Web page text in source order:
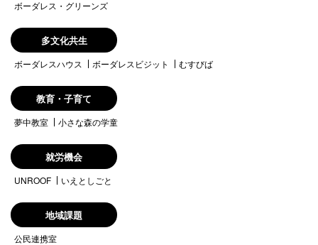
ボーダレス・グリーンズ
多文化共生
ボーダレスハウス ボーダレスビジット むすびば
教育・子育て
夢中教室 小さな森の学童
就労機会
UNROOF いえとしごと
地域課題
公民連携室